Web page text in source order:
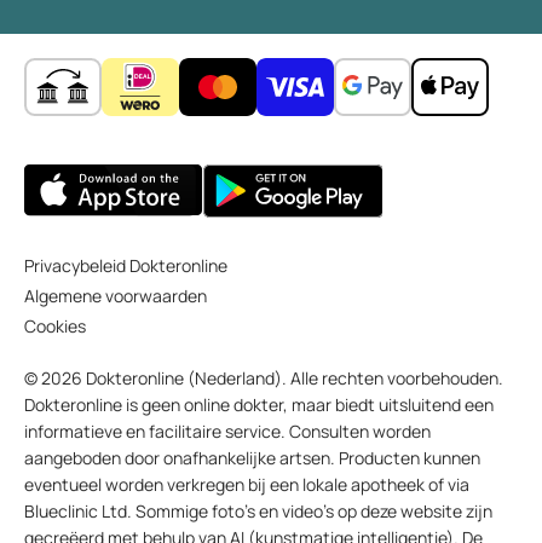
Privacybeleid Dokteronline
Algemene voorwaarden
Cookies
© 2026 Dokteronline (Nederland). Alle rechten voorbehouden.
Dokteronline is geen online dokter, maar biedt uitsluitend een
informatieve en facilitaire service. Consulten worden
aangeboden door onafhankelijke artsen. Producten kunnen
eventueel worden verkregen bij een lokale apotheek of via
Blueclinic Ltd. Sommige foto’s en video’s op deze website zijn
gecreëerd met behulp van AI (kunstmatige intelligentie). De